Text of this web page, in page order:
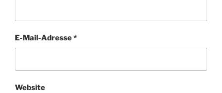
E-Mail-Adresse*
Website